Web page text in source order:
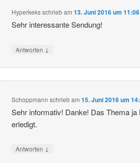
Hyperkeksschriebam13. Juni 2016 um
Sehr interessante Sendung!
Antworten ↓
Schoppmann schriebam15. Juni 2016 um
Sehr informativ! Danke! Das Thema
erledigt.
Antworten ↓